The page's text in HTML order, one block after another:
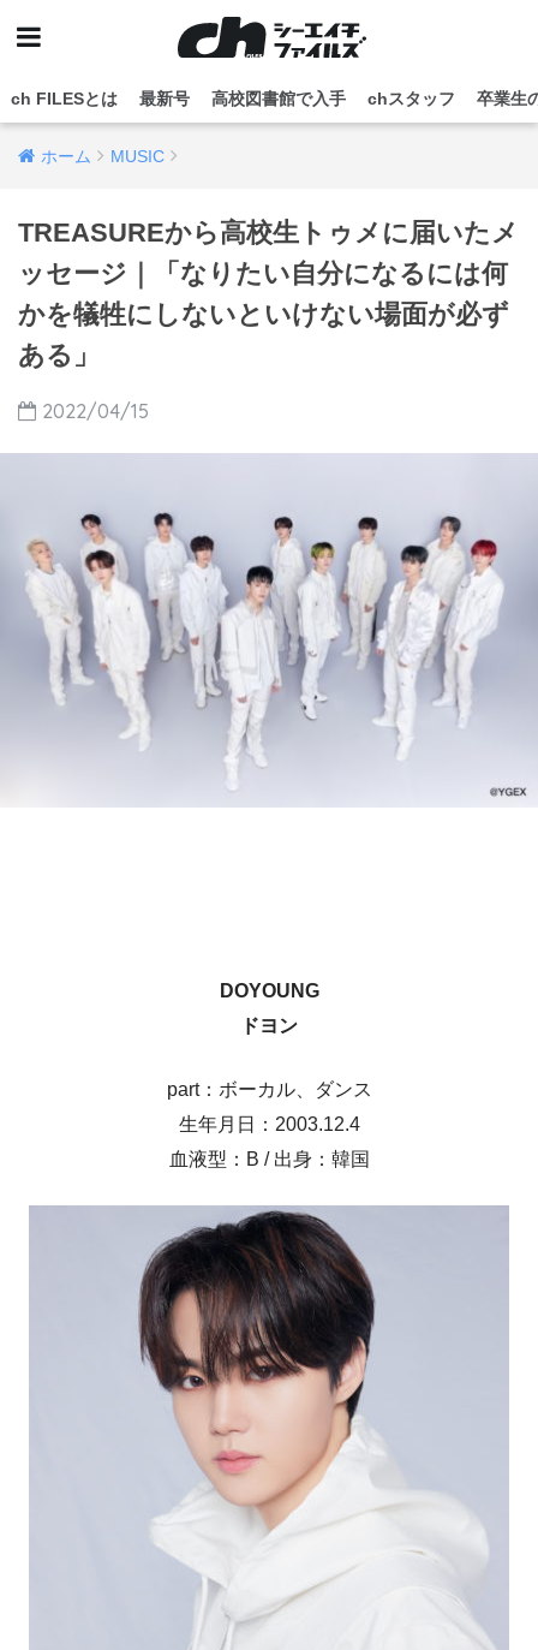
ch FILESとは 最新号 高校図書館で入手 chスタッフ 卒業生
ホーム MUSIC
TREASUREから高校生トゥメに届いたメ
ッセージ｜「なりたい自分になるには何
かを犠牲にしないといけない場面が必ず
ある」
2022/04/15
DOYOUNG
ドヨン
part：ボーカル、ダンス
生年月日：2003.12.4
血液型：B / 出身：韓国